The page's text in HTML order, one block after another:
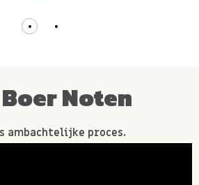
Noten
ambachtelijke proces.